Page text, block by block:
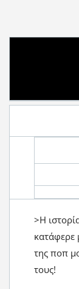
>Η
κατάφερε
της ποπ
τους!